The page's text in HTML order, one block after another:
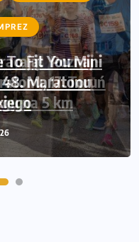
Poznaj
17. Toruń
na 5 km